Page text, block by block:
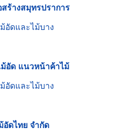
ร้างสมุทรปราการ
อัดและไม้บาง
อัด แนวหน้าค้าไม้
อัดและไม้บาง
ดไทย จำกัด